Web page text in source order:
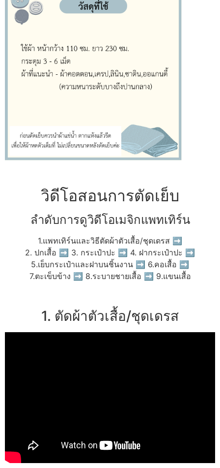
วิดีโอสอนการตัดเย็บ
ลำดับการดูวิดีโอเมจิกแพทเทิร์น
1.แพทเทิร์นและวิธีตัดผ้าตัวเสื้อ/ชุดเดรส ➡
2. ปกเสื้อ ➡ 3. กระเป๋าปะ ➡ 4. ฝากระเป๋าปะ ➡
5.เย็บกระเป๋าและฝาบนชิ้นงาน ➡ 6.คอเสื้อ ➡
7.ตะเข็บข้าง ➡ 8.ระบายชายเสื้อ ➡ 9.แขนเสื้อ
1. ตัดผ้าตัวเสื้อ/ชุดเดรส